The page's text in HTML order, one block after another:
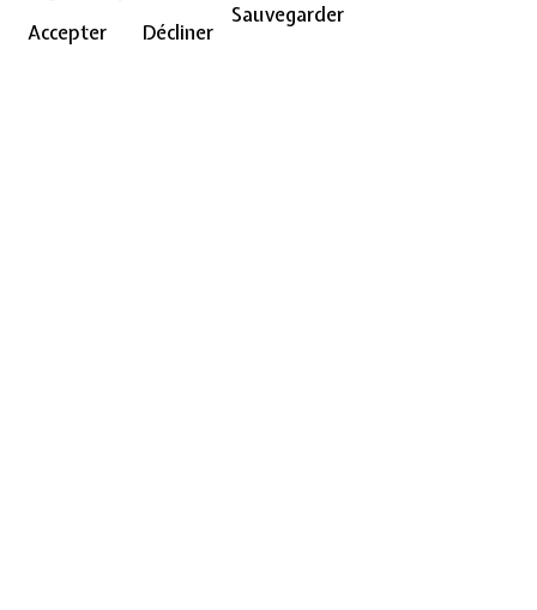
Accepter
Décliner
Sauvegarder